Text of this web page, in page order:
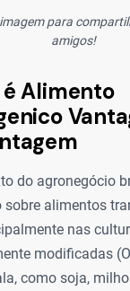
para
amigos!
é Alimento
do agronegócio
sobre alimentos
nas
modificadas
como soja,